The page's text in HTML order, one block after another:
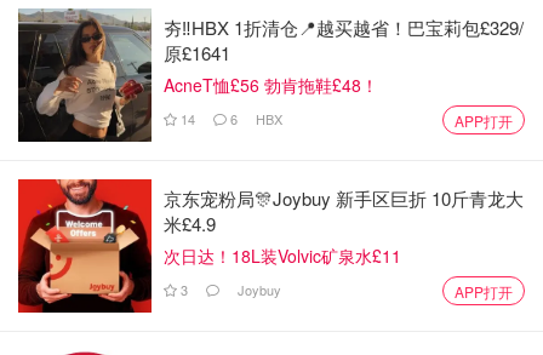
夯‼️HBX 1折清仓📍越买越省！巴宝莉包£329/
原£1641
AcneT恤£56 勃肯拖鞋£48！
14 6 HBX APP打开
京东宠粉局🎊Joybuy 新手区巨折 10斤青龙大
米£4.9
次日达！18L装Volvic矿泉水£11
3 Joybuy APP打开